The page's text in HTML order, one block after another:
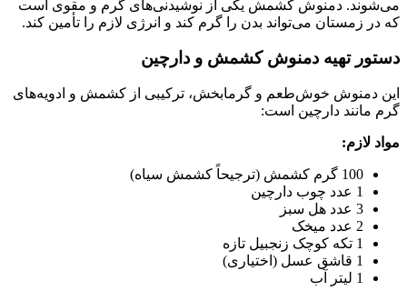
می‌شوند. دمنوش کشمش یکی از نوشیدنی‌های گرم و مقوی است
که در زمستان می‌تواند بدن را گرم کند و انرژی لازم را تأمین کند.
دستور تهیه دمنوش کشمش و دارچین
این دمنوش خوش‌طعم و گرمابخش، ترکیبی از کشمش و ادویه‌های
گرم مانند دارچین است:
مواد لازم:
100 گرم کشمش (ترجیحاً کشمش سیاه)
1 عدد چوب دارچین
3 عدد هل سبز
2 عدد میخک
1 تکه کوچک زنجبیل تازه
1 قاشق عسل (اختیاری)
1 لیتر آب